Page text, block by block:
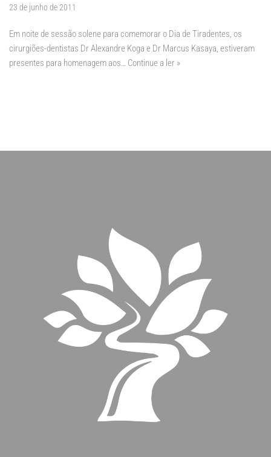
23 de junho de 2011
Em noite de sessão solene para comemorar o Dia de Tiradentes, os
cirurgiões-dentistas Dr Alexandre Koga e Dr Marcus Kasaya, estiveram
presentes para homenagem aos… Continue a ler »